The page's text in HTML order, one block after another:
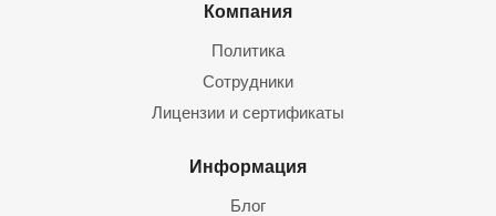
Компания
Политика
Сотрудники
Лицензии и сертификаты
Информация
Блог